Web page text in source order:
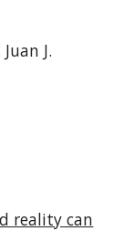
J.
reality can